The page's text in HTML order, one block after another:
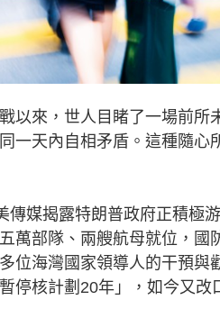
來，世人目睹了一場前所
一天內自相矛盾。這種隨
媒揭露特朗普政府正積極
萬部隊、兩艘航母就位，
位海灣國家領導人的干預與
停核計劃20年」，如今又改